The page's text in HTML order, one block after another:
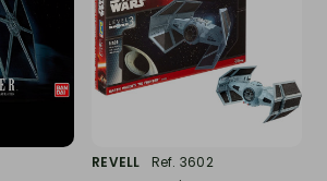
REVELL
Ref. 3602